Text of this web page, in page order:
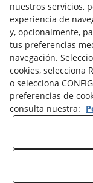
nuestros servicios,
experiencia de
y, opcionalmente,
tus preferencias
navegación.
cookies, selecciona
o selecciona
preferencias de
consulta nuestra: